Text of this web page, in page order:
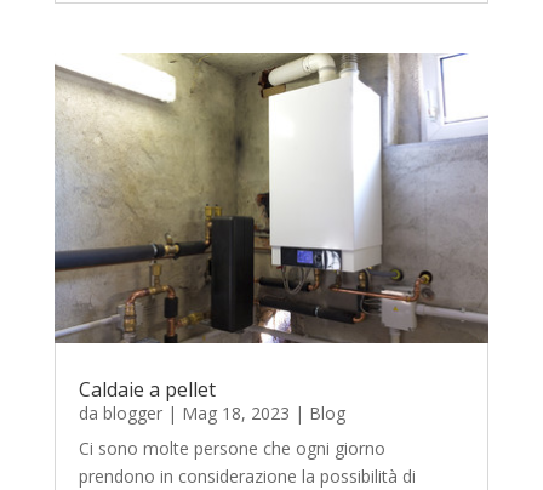
Caldaie a pellet
da blogger| Mag 18, 2023 | Blog
Ci sono molte persone che ogni giorno
prendono in considerazione la possibilità di